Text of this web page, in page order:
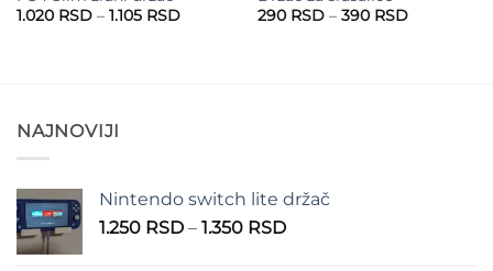
1.020 RSD – 1.105 RSDRaspon
290 RSD – 390 RSDRaspon
NAJNOVIJI
Nintendo switch lite držač
1.250 RSD – 1.350 RSDRaspon